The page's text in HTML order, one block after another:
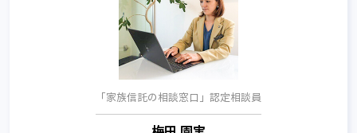
「家族信託の相談窓口」認定相談員